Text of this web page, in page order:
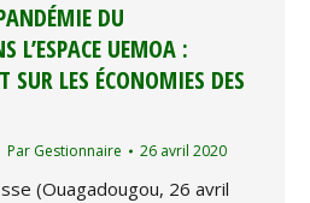
DU
L’ESPACE UEMOA :
SUR LES ÉCONOMIES DES
Par Gestionnaire 26 avril 2020
(Ouagadougou, 26 avril